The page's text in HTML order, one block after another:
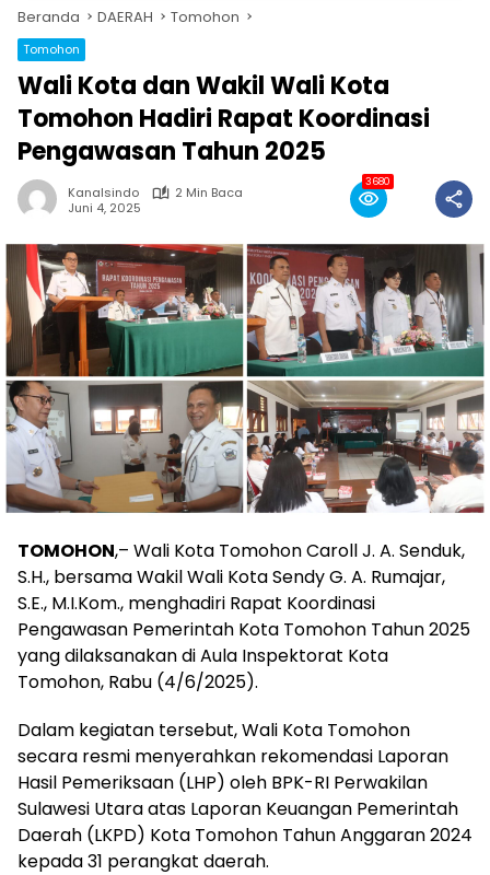
Beranda DAERAH Tomohon
Tomohon
Wali Kota dan Wakil Wali Kota
Tomohon Hadiri Rapat Koordinasi
Pengawasan Tahun 2025
Kanalsindo
2 Min Baca
Juni 4, 2025
3680
TOMOHON,– Wali Kota Tomohon Caroll J. A. Senduk,
S.H., bersama Wakil Wali Kota Sendy G. A. Rumajar,
S.E., M.I.Kom., menghadiri Rapat Koordinasi
Pengawasan Pemerintah Kota Tomohon Tahun 2025
yang dilaksanakan di Aula Inspektorat Kota
Tomohon, Rabu (4/6/2025).
Dalam kegiatan tersebut, Wali Kota Tomohon
secara resmi menyerahkan rekomendasi Laporan
Hasil Pemeriksaan (LHP) oleh BPK-RI Perwakilan
Sulawesi Utara atas Laporan Keuangan Pemerintah
Daerah (LKPD) Kota Tomohon Tahun Anggaran 2024
kepada 31 perangkat daerah.